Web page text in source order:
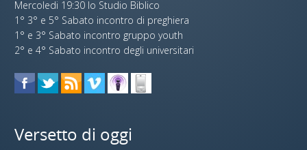
Mercoledi 19:30 lo Studio Biblico
1° 3° e 5° Sabato incontro di preghiera
1° e 3° Sabato incontro gruppo youth
2° e 4° Sabato incontro degli universitari
Versetto di oggi